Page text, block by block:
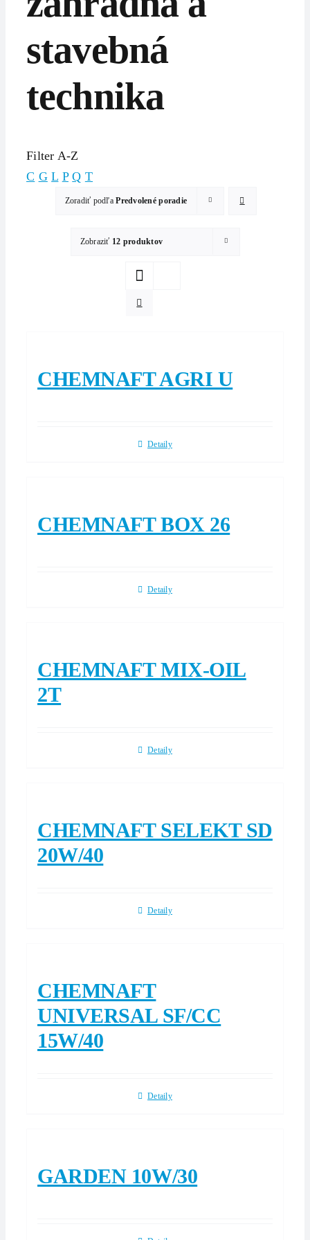
stavebná
technika
Filter A-Z
C G L P Q T
Zoradiť podľaPredvolené poradie
Zobraziť 12 produktov
CHEMNAFT AGRI U
Detaily
CHEMNAFT BOX 26
Detaily
CHEMNAFT MIX-OIL
2T
Detaily
CHEMNAFT SELEKT SD
20W/40
Detaily
CHEMNAFT
UNIVERSAL SF/CC
15W/40
Detaily
GARDEN 10W/30